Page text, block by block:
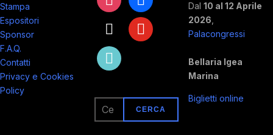
Stampa
Espositori
Sponsor
F.A.Q.
Contatti
Privacy e Cookies
Policy
youtube
tiktok
Ricerca
Dal10 al 12 Aprile
2026
Palacongressi
Bellaria Igea
Marina
Biglietti online